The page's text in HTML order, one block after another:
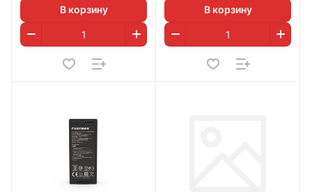
В корзину В корзину